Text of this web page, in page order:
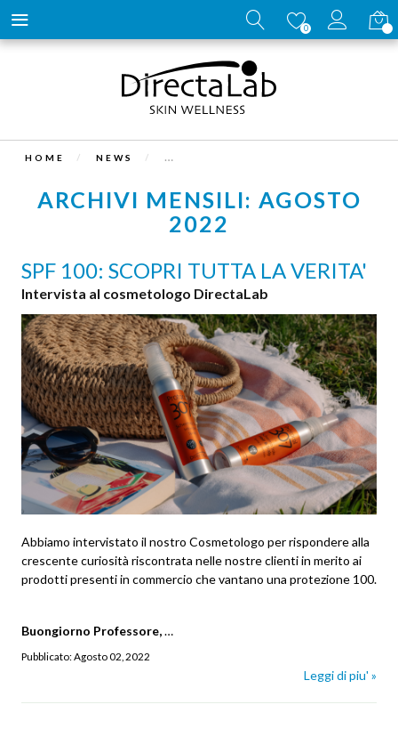
0
HOME NEWS
ARCHIVI MENSILI: AGOSTO
2022
SPF 100: SCOPRI TUTTA LA VERITA'
Intervista al cosmetologo DirectaLab
Abbiamo intervistato il nostro Cosmetologo per rispondere alla
crescente curiosità riscontrata nelle nostre clienti in merito ai
prodotti presenti in commercio che vantano una protezione 100.
Buongiorno Professore,…
Pubblicato:Agosto 02, 2022
Leggi di piu' »